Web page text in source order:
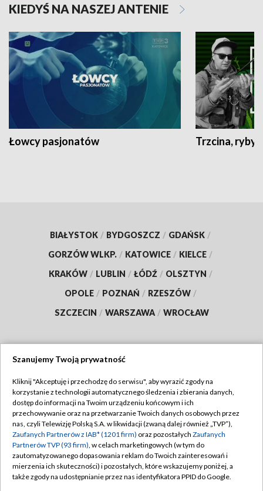
KIEDYŚ NA NASZEJ ANTENIE
Łowcy pasjonatów Trzcina, ryby
BIAŁYSTOK / BYDGOSZCZ / GDAŃSK /
GORZÓW WLKP. / KATOWICE / KIELCE /
KRAKÓW / LUBLIN / ŁÓDŹ / OLSZTYN /
OPOLE / POZNAŃ / RZESZÓW /
SZCZECIN / WARSZAWA / WROCŁAW
TVP
Abonament TVP
Emisja w TVP
Centrum informacji TVP
Naziemna Telewizja Cyfrowa
Regulamin TVP
Polityka prywatności
Moje zgody
Pomoc
Szanujemy Twoją prywatność
Kliknij "Akceptuję i przechodzę do serwisu", aby wyrazić zgody na
korzystanie z technologii automatycznego śledzenia i zbierania danych,
dostęp do informacji na Twoim urządzeniu końcowym i ich
przechowywanie oraz na przetwarzanie Twoich danych osobowych przez
nas, czyli Telewizję Polską S.A. w likwidacji (zwaną dalej również „TVP”),
Zaufanych Partnerów z IAB* (1201 firm) oraz pozostałych Zaufanych
Partnerów TVP (93 firm), w celach marketingowych (w tym do
zautomatyzowanego dopasowania reklam do Twoich zainteresowań i
mierzenia ich skuteczności) i pozostałych, które wskazujemy poniżej, a
także zgody na udostępnianie przez nas identyfikatora PPID do Google.